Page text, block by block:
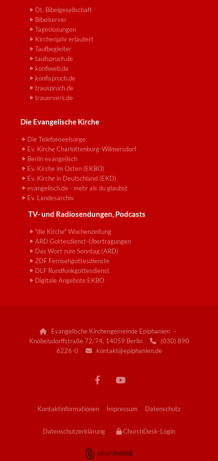
Dt. Bibelgesellschaft
Bibelserver
Tageslosungen
Kirchenjahr erläutert
Taufbegleiter
taufspruch.de
konfiweb.de
konfispruch.de
trauspruch.de
trauervers.de
Die Evangelische Kirche
Die Telefonseelsorge
Ev. Kirche Charlottenburg-Wilmersdorf
Berlin evangelisch
Ev. Kirche im Osten (EKBO)
Ev. Kirche in Deutschland (EKD)
evangelisch.de - mehr als du glaubst
Ev. Landesarchiv
TV- und Radiosendungen, Podcasts
"die Kirche" Wochenzeitung
ARD Gottesdienst-Übertragungen
Das Wort zum Sonntag (ARD)
ZDF Fernsehgottesdienste
DLF Rundfunkgottesdienst
Digitale Angebote EKBO
Evangelische Kirchengemeinde Epiphanien ·
Knobelsdorffstraße 72/74, 14059 Berlin
(030) 890
6226-0
kontakt@epiphanien.de
Kontaktinformationen Impressum Datenschutz
Datenschutzerklärung ChurchDesk-Login